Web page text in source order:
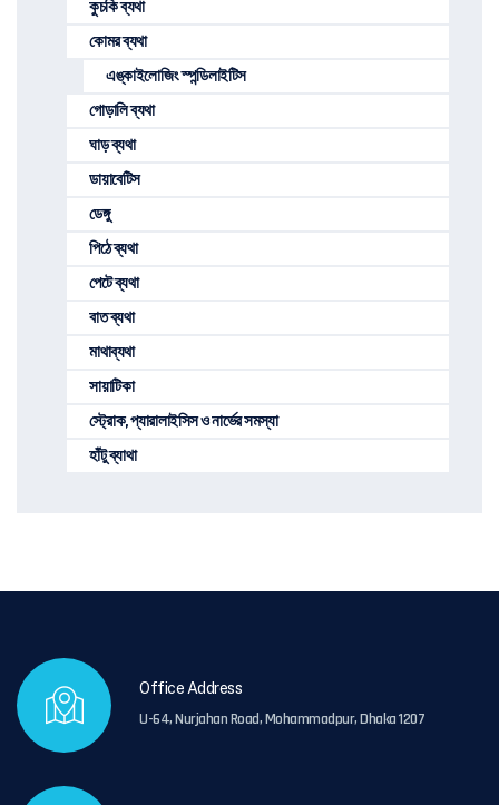
কুচকি ব্যথা
কোমর ব্যথা
এঙ্কাইলোজিং স্পন্ডিলাইটিস
গোড়ালি ব্যথা
ঘাড় ব্যথা
ডায়াবেটিস
ডেঙ্গু
পিঠে ব্যথা
পেটে ব্যথা
বাত ব্যথা
মাথাব্যথা
সায়াটিকা
স্ট্রোক, প্যারালাইসিস ও নার্ভের সমস্যা
হাঁটু ব্যাথা
Office Address
U-64, Nurjahan Road, Mohammadpur, Dhaka 1207